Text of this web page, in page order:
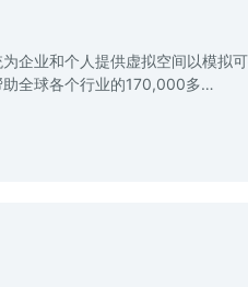
企业和个人提供虚拟空间以模拟
助全球各个行业的170,000多…